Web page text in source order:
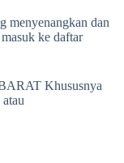
menyenangkan dan
ke daftar
Khususnya
atau